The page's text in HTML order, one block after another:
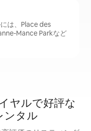
は、Place des
Mance Parkなど
ヤルで好評な
ンタル